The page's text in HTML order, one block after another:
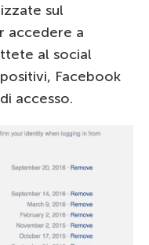
sul
accedere a
al social
Facebook
accesso.